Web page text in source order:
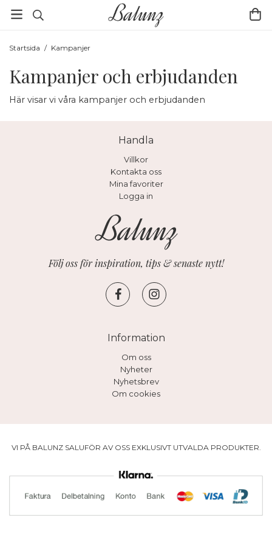
Startsida / Kampanjer
Kampanjer och erbjudanden
Här visar vi våra kampanjer och erbjudanden
Handla
Villkor
Kontakta oss
Mina favoriter
Logga in
Följ oss för inspiration, tips & senaste nytt!
Information
Om oss
Nyheter
Nyhetsbrev
Om cookies
VI PÅ BALUNZ SALUFÖR AV OSS EXKLUSIVT UTVALDA PRODUKTER.